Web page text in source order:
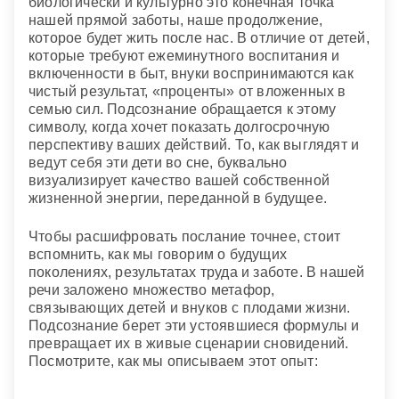
нашей прямой заботы, наше продолжение,
которое будет жить после нас. В отличие от детей,
которые требуют ежеминутного воспитания и
включенности в быт, внуки воспринимаются как
чистый результат, «проценты» от вложенных в
семью сил. Подсознание обращается к этому
символу, когда хочет показать долгосрочную
перспективу ваших действий. То, как выглядят и
ведут себя эти дети во сне, буквально
визуализирует качество вашей собственной
жизненной энергии, переданной в будущее.
Чтобы расшифровать послание точнее, стоит
вспомнить, как мы говорим о будущих
поколениях, результатах труда и заботе. В нашей
речи заложено множество метафор,
связывающих детей и внуков с плодами жизни.
Подсознание берет эти устоявшиеся формулы и
превращает их в живые сценарии сновидений.
Посмотрите, как мы описываем этот опыт: